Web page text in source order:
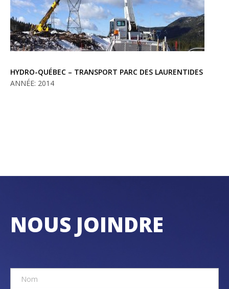
HYDRO-QUÉBEC – TRANSPORT PARC DES LAURENTIDES
ANNÉE: 2014
NOUS JOINDRE